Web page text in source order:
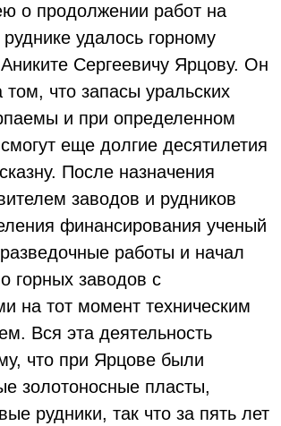
о продолжении работ на
удалось горному
Сергеевичу Ярцову. Он
том, что запасы уральских
и при определенном
еще долгие десятилетия
После назначения
заводов и рудников
финансирования ученый
работы и начал
горных заводов с
на тот момент техническим
Вся эта деятельность
что при Ярцове были
золотоносные пласты,
рудники, так что за пять лет